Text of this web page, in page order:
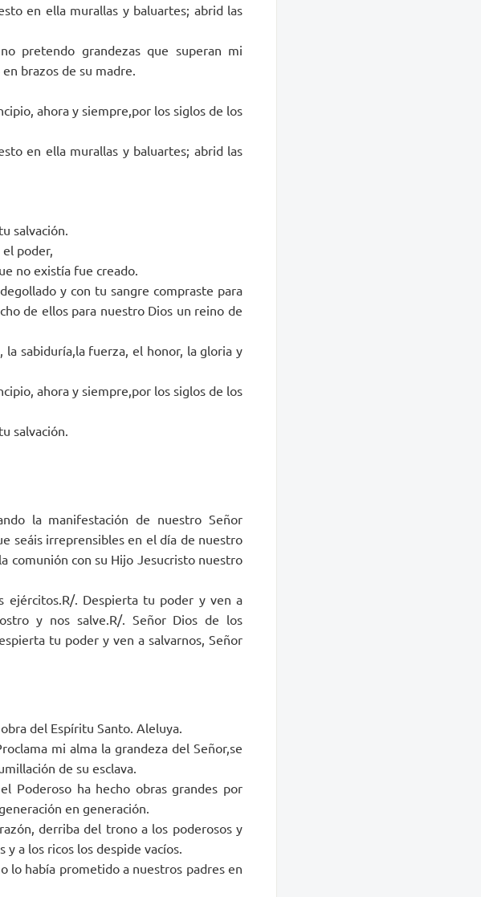
en ella murallas y baluartes; abrid las
pretendo grandezas que superan mi
brazos de su madre.
ahora y siempre,por los siglos de los
en ella murallas y baluartes; abrid las
salvación.
poder,
no existía fue creado.
y con tu sangre compraste para
de ellos para nuestro Dios un reino de
sabiduría,la fuerza, el honor, la gloria y
ahora y siempre,por los siglos de los
salvación.
la manifestación de nuestro Señor
seáis irreprensibles en el día de nuestro
comunión con su Hijo Jesucristo nuestro
ejércitos.R/. Despierta tu poder y ven a
y nos salve.R/. Señor Dios de los
tu poder y ven a salvarnos, Señor
del Espíritu Santo. Aleluya.
mi alma la grandeza del Señor,se
de su esclava.
Poderoso ha hecho obras grandes por
en generación.
derriba del trono a los poderosos y
a los ricos los despide vacíos.
lo había prometido a nuestros padres en